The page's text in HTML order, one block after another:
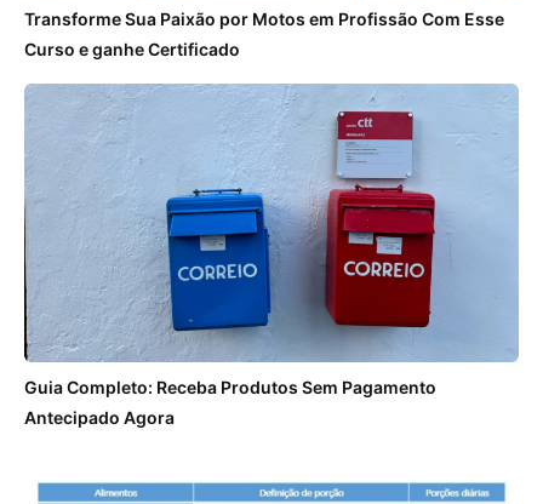
Transforme Sua Paixão por Motos em Profissão Com Esse
Curso e ganhe Certificado
Guia Completo: Receba Produtos Sem Pagamento
Antecipado Agora